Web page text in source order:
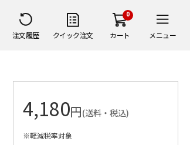
注文履歴 クイック注文
0
カート メニュー
4,180円(送料・税込)
※軽減税率対象